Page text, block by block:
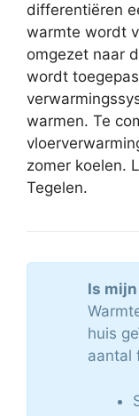
differentiëren
warmte wordt
omgezet naar
wordt
warmen. Te
zomer koelen.
Tegelen.
Is
huis
aantal